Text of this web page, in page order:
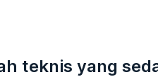
teknis yang